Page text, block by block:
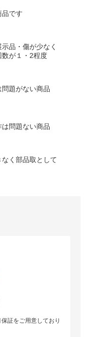
品です
品・傷が少なく
数が１・2程度
題がない商品
問題ない商品
く部品取として
証をご用意しており